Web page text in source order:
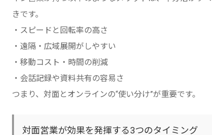
きです。
・スピードと回転率の高さ
・遠隔・広域展開がしやすい
・移動コスト・時間の削減
・会話記録や資料共有の容易さ
つまり、対面とオンラインの“使い分け”が重要です。
対面営業が効果を発揮する3つのタイミング